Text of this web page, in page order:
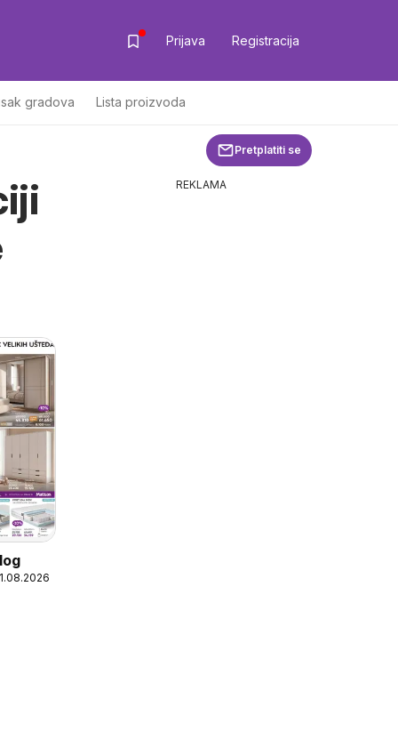
Prijava Registracija
gradova Lista proizvoda
Pretplatiti se
REKLAMA